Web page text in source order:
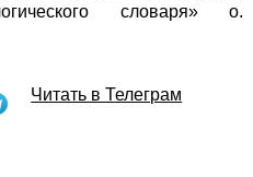
словаря» о.
Читать в Телеграм